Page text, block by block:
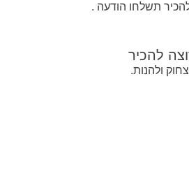
להכיר תשלחו הודעה .
להכיר
ולהנות.